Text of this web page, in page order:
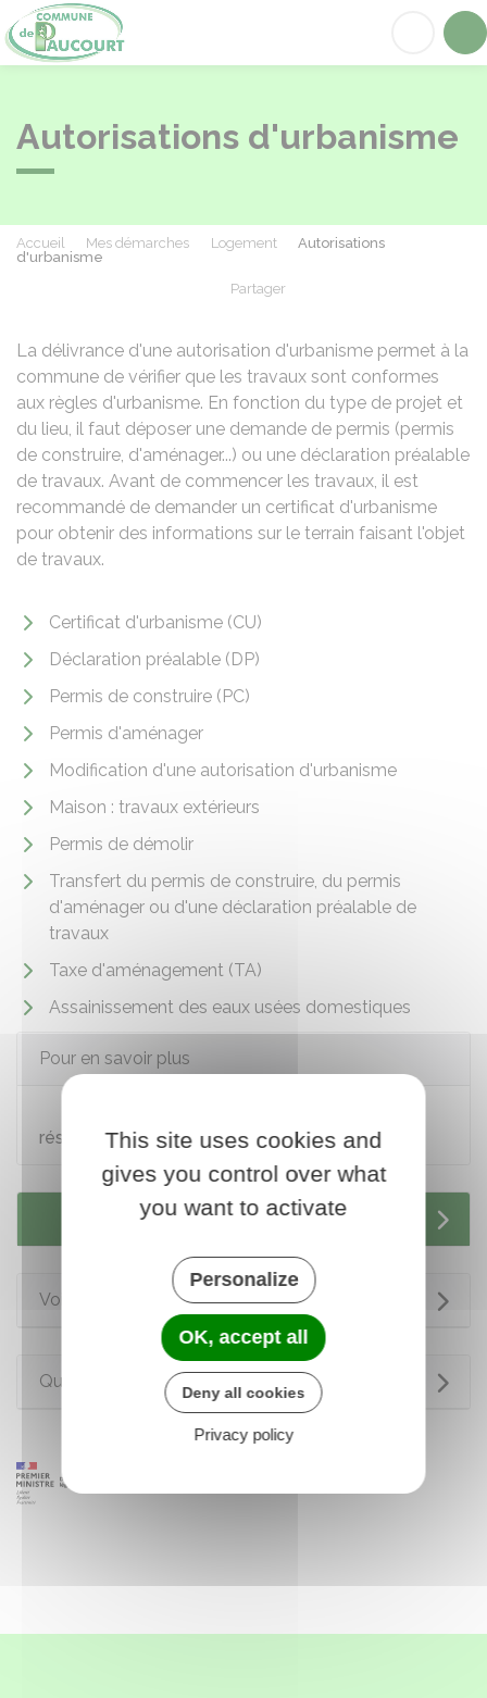
Autorisations d'urbanisme
Accueil Mes démarches Logement
Autorisations
d'urbanisme
Partager
La délivrance d'une autorisation d'urbanisme permet à la
commune de vérifier que les travaux sont conformes
aux règles d'urbanisme. En fonction du type de projet et
du lieu, il faut déposer une demande de permis (permis
de construire, d'aménager...) ou une déclaration préalable
de travaux. Avant de commencer les travaux, il est
recommandé de demander un certificat d'urbanisme
pour obtenir des informations sur le terrain faisant l'objet
de travaux.
Certificat d'urbanisme (CU)
Déclaration préalable (DP)
Permis de construire (PC)
Permis d'aménager
Modification d'une autorisation d'urbanisme
Maison : travaux extérieurs
Permis de démolir
Transfert du permis de construire, du permis
d'aménager ou d'une déclaration préalable de
travaux
Taxe d'aménagement (TA)
Assainissement des eaux usées domestiques
Pour en savoir plus
réseaux et canalisations
Services en ligne et formulaires
Voir aussi
Questions ? Réponses !
This site uses cookies and
gives you control over what
you want to activate
Personalize
OK, accept all
Deny all cookies
Privacy policy